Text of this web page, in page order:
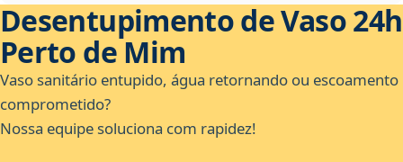
Desentupimento de Vaso 24h
Perto de Mim
Vaso sanitário entupido, água retornando ou escoamento
comprometido?
Nossa equipe soluciona com rapidez!